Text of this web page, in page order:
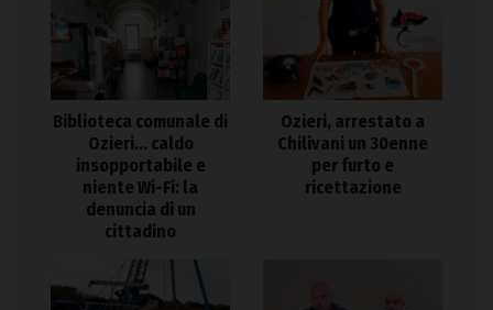
Biblioteca comunale di
Ozieri… caldo
insopportabile e
niente Wi-Fi: la
denuncia di un
cittadino
Ozieri, arrestato a
Chilivani un 30enne
per furto e
ricettazione